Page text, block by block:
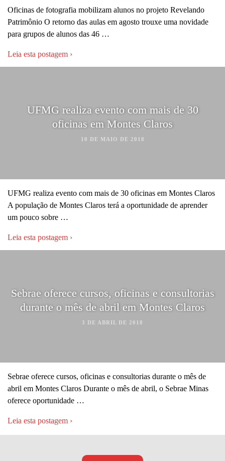
Oficinas de fotografia mobilizam alunos no projeto Revelando
Patrimônio O retorno das aulas em agosto trouxe uma novidade
para grupos de alunos das 46 …
Leia esta postagem ›
UFMG realiza evento com mais de 30
oficinas em Montes Claros
10 DE MAIO DE 2018
UFMG realiza evento com mais de 30 oficinas em Montes Claros
A população de Montes Claros terá a oportunidade de aprender
um pouco sobre …
Leia esta postagem ›
Sebrae oferece cursos, oficinas e consultorias
durante o mês de abril em Montes Claros
3 DE ABRIL DE 2018
Sebrae oferece cursos, oficinas e consultorias durante o mês de
abril em Montes Claros Durante o mês de abril, o Sebrae Minas
oferece oportunidade …
Leia esta postagem ›